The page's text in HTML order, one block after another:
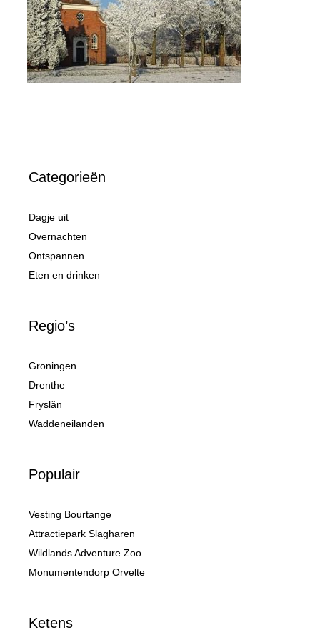
Categorieën
Dagje uit
Overnachten
Ontspannen
Eten en drinken
Regio’s
Groningen
Drenthe
Fryslân
Waddeneilanden
Populair
Vesting Bourtange
Attractiepark Slagharen
Wildlands Adventure Zoo
Monumentendorp Orvelte
Ketens